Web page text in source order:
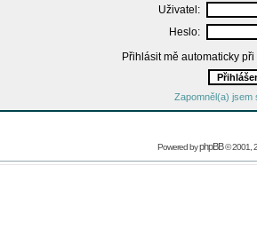
Uživatel:
Heslo:
Přihlásit mě automaticky
Zapomněl(a) jsem
Powered byphpBB© 2001,